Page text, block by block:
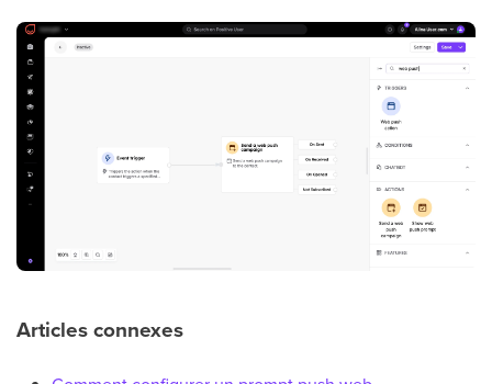
Articles connexes